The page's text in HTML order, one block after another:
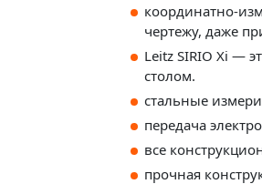
координатно-
чертежу, даже
Leitz SIRIO Xi —
столом.
cтальные
передача
все
прочная